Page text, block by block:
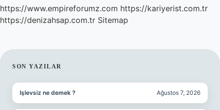
Hakkımızda
https://www.empireforumz.com https://kariyerist.com.tr
https://denizahsap.com.tr Sitemap
SIDEBAR
SON YAZILAR
Işlevsiz ne demek ? Ağustos 7, 2026